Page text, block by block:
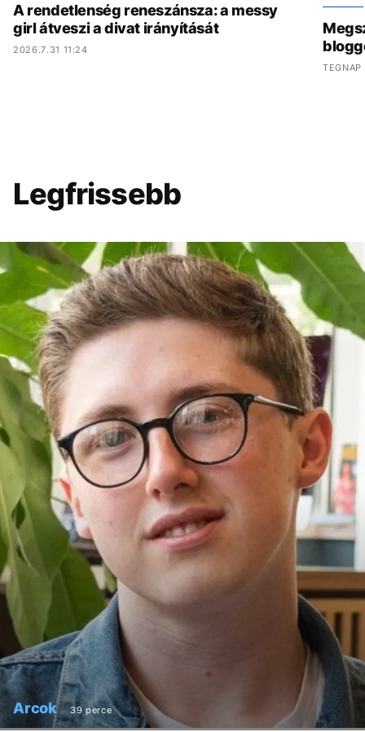
A rendetlenség reneszánsza: a messy
girl átveszi a divat irányítását
2026.7.31 11:24
Legfrissebb
Arcok 39 perce